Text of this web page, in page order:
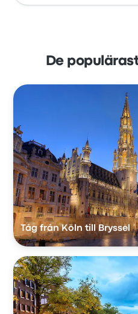
De
Tåg från Köln till Bryssel